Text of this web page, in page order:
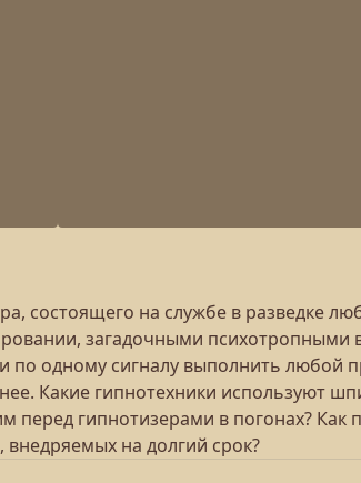
состоящего на службе в разведке
загадочными психотропными
одному сигналу выполнить любой
Какие гипнотехники используют
перед гипнотизерами в погонах? Как
на долгий срок?